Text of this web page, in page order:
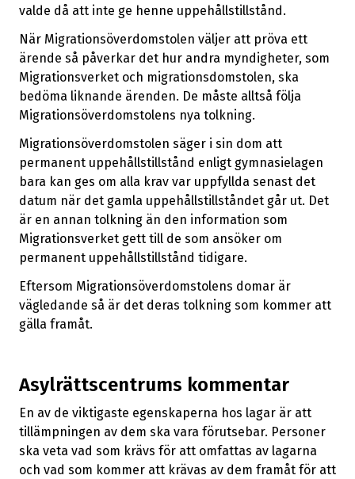
valde då att inte ge henne uppehållstillstånd.
När Migrationsöverdomstolen väljer att pröva ett
ärende så påverkar det hur andra myndigheter, som
Migrationsverket och migrationsdomstolen, ska
bedöma liknande ärenden. De måste alltså följa
Migrationsöverdomstolens nya tolkning.
Migrationsöverdomstolen säger i sin dom att
permanent uppehållstillstånd enligt gymnasielagen
bara kan ges om alla krav var uppfyllda senast det
datum när det gamla uppehållstillståndet går ut. Det
är en annan tolkning än den information som
Migrationsverket gett till de som ansöker om
permanent uppehållstillstånd tidigare.
Eftersom Migrationsöverdomstolens domar är
vägledande så är det deras tolkning som kommer att
gälla framåt.
Asylrättscentrums kommentar
En av de viktigaste egenskaperna hos lagar är att
tillämpningen av dem ska vara förutsebar. Personer
ska veta vad som krävs för att omfattas av lagarna
och vad som kommer att krävas av dem framåt för att